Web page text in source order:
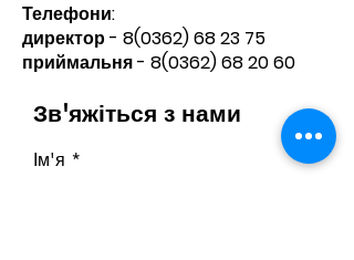
Телефони:​
директор - 8(0362) 68 23 75
приймальня - 8(0362) 68 20 60
Зв'яжіться з нами
Ім'я